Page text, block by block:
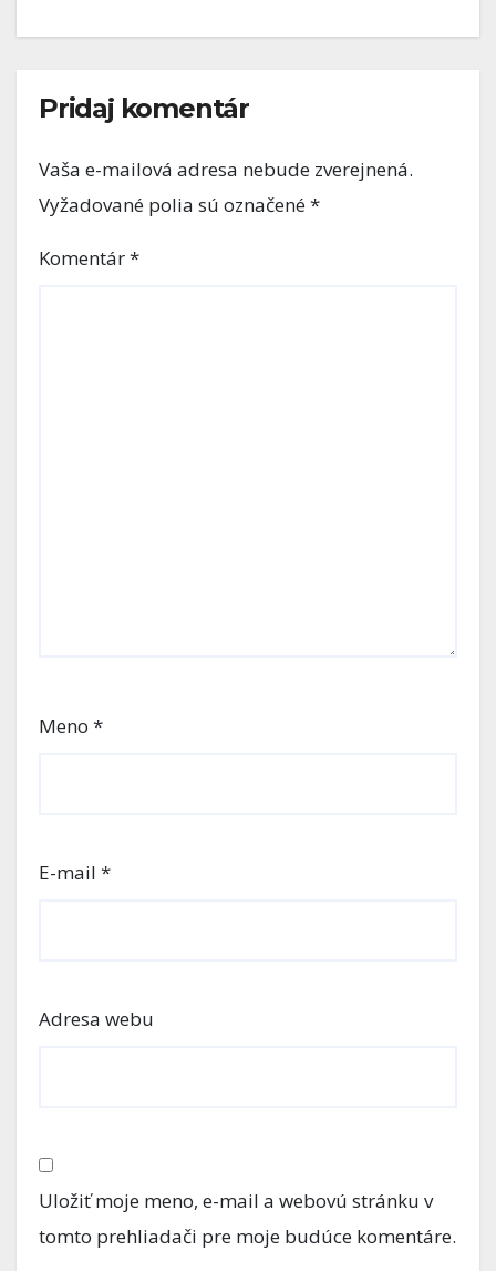
Pridaj komentár
Vaša e-mailová adresa nebude zverejnená.
Vyžadované polia sú označené*
Komentár*
Meno *
E-mail *
Adresa webu
Uložiť moje meno, e-mail a webovú stránku v
tomto prehliadači pre moje budúce komentáre.